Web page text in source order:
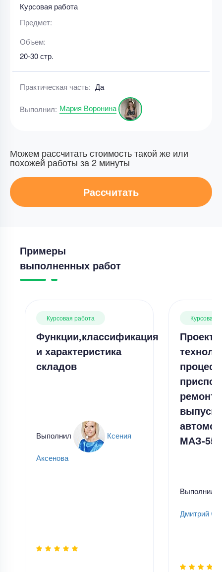
Курсовая работа
Предмет:
Объем:
20-30 стр.
Практическая часть: Да
Выполнил: Мария Воронина
Можем рассчитать стоимость такой же или
похожей работы за 2 минуты
Рассчитать
Примеры
выполненных работ
Курсовая работа
Функции,классификация
и характеристика
складов
Выполнил Ксения
Аксенова
Курсовая
МАЗ-
Выполнил
Дмитрий